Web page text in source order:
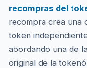
recompras del
recompra crea una
token
abordando una de
original de la